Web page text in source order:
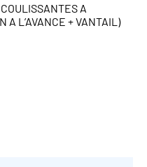
A
A L’AVANCE + VANTAIL)